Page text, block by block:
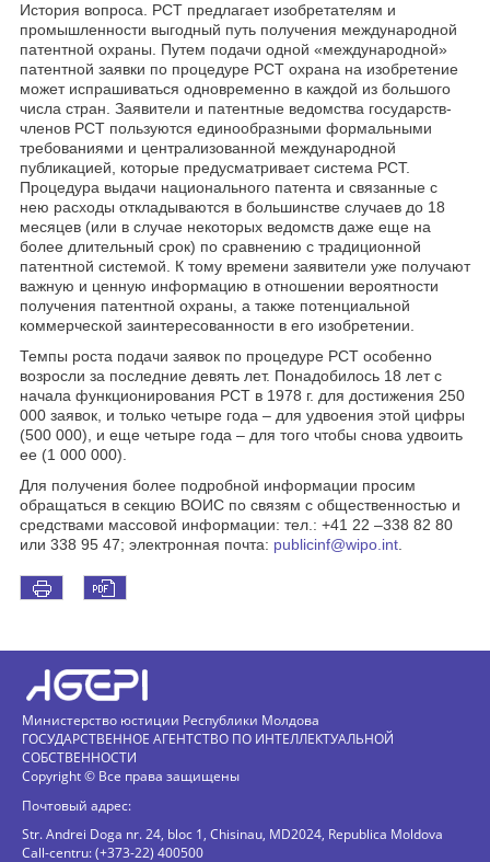
История вопроса. РСТ предлагает изобретателям и
промышленности выгодный путь получения международной
патентной охраны. Путем подачи одной «международной»
патентной заявки по процедуре РСТ охрана на изобретение
может испрашиваться одновременно в каждой из большого
числа стран. Заявители и патентные ведомства государств-
членов РСТ пользуются единообразными формальными
требованиями и централизованной международной
публикацией, которые предусматривает система РСТ.
Процедура выдачи национального патента и связанные с
нею расходы откладываются в большинстве случаев до 18
месяцев (или в случае некоторых ведомств даже еще на
более длительный срок) по сравнению с традиционной
патентной системой. К тому времени заявители уже получают
важную и ценную информацию в отношении вероятности
получения патентной охраны, а также потенциальной
коммерческой заинтересованности в его изобретении.
Темпы роста подачи заявок по процедуре РСТ особенно
возросли за последние девять лет. Понадобилось 18 лет с
начала функционирования РСТ в 1978 г. для достижения 250
000 заявок, и только четыре года – для удвоения этой цифры
(500 000), и еще четыре года – для того чтобы снова удвоить
ее (1 000 000).
Для получения более подробной информации просим
обращаться в секцию ВОИС по связям с общественностью и
средствами массовой информации: тел.: +41 22 –338 82 80
или 338 95 47; электронная почта: publicinf@wipo.int
Министерство юстиции Республики Молдова
ГОСУДАРСТВЕННОЕ АГЕНТСТВО ПО ИНТЕЛЛЕКТУАЛЬНОЙ
СОБСТВЕННОСТИ
Copyright © Все права защищены
Почтовый адрес:
Str. Andrei Doga nr. 24, bloc 1, Chisinau, MD2024, Republica Moldova
Call-centru: (+373-22) 400500